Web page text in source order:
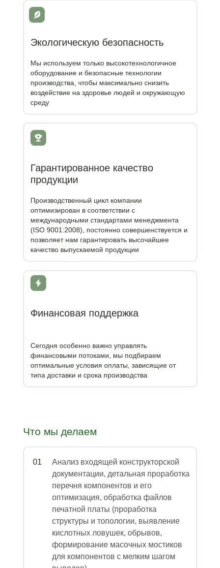
Экологическую безопасность
Мы используем только высокотехнологичное
оборудование и безопасные технологии
производства, чтобы максимально снизить
воздействие на здоровье людей и окружающую
среду
Гарантированное качество
продукции
Производственный цикл компании
оптимизирован в соответствии с
международными стандартами менеджмента
(ISO 9001:2008), постоянно совершенствуется и
позволяет нам гарантировать высочайшее
качество выпускаемой продукции
Финансовая поддержка
Сегодня особенно важно управлять
финансовыми потоками, мы подбираем
оптимальные условия оплаты, зависящие от
типа доставки и срока производства
01
Анализ входящей конструкторской
документации, детальная проработка
перечня компонентов и его
оптимизация, обработка файлов
печатной платы (проработка
структуры и топологии, выявление
кислотных ловушек, обрывов,
формирование масочных мостиков
для компонентов с мелким шагом
Что мы делаем